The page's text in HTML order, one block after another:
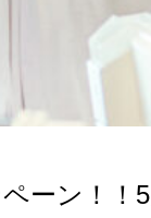
ーン！！